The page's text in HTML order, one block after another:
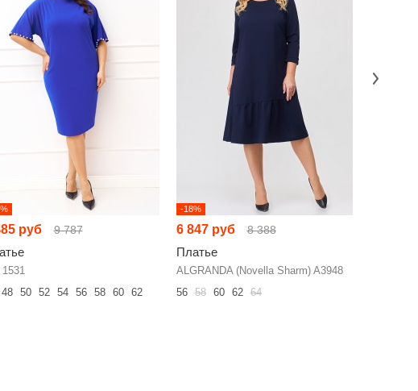
руб 9 787
48 50 52 54 56 58 60 62
-18%
6 847 руб 8 388
Платье
ALGRANDA (Novella Sharm) A3948
56 58 60 62 64